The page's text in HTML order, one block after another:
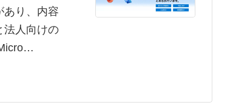
あり、内容
法人向けの